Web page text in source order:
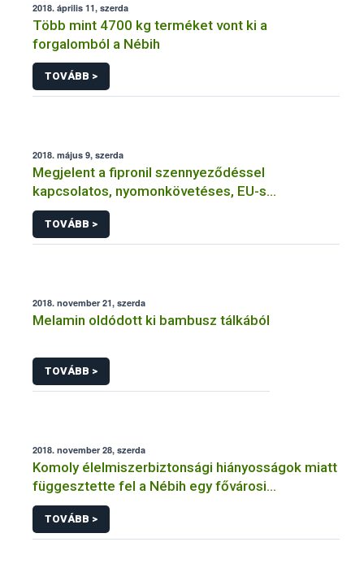
2018. április 11, szerda
Több mint 4700 kg terméket vont ki a
forgalomból a Nébih
TOVÁBB >
2018. május 9, szerda
Megjelent a fipronil szennyeződéssel
kapcsolatos, nyomonkövetéses, EU-s
monitoring-vizsgálat eredménye
TOVÁBB >
2018. november 21, szerda
Melamin oldódott ki bambusz tálkából
TOVÁBB >
2018. november 28, szerda
Komoly élelmiszerbiztonsági hiányosságok miatt
függesztette fel a Nébih egy fővárosi
cukrászüzem működését
TOVÁBB >